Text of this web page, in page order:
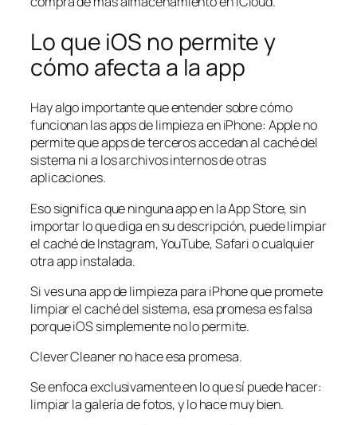
Lo que iOS no permite y
cómo afecta a la app
Hay algo importante que entender sobre cómo
funcionan las apps de limpieza en iPhone: Apple no
permite que apps de terceros accedan al caché del
sistema ni a los archivos internos de otras
aplicaciones.
Eso significa que ninguna app en la App Store, sin
importar lo que diga en su descripción, puede limpiar
el caché de Instagram, YouTube, Safari o cualquier
otra app instalada.
Si ves una app de limpieza para iPhone que promete
limpiar el caché del sistema, esa promesa es falsa
porque iOS simplemente no lo permite.
Clever Cleaner no hace esa promesa.
Se enfoca exclusivamente en lo que sí puede hacer:
limpiar la galería de fotos, y lo hace muy bien.